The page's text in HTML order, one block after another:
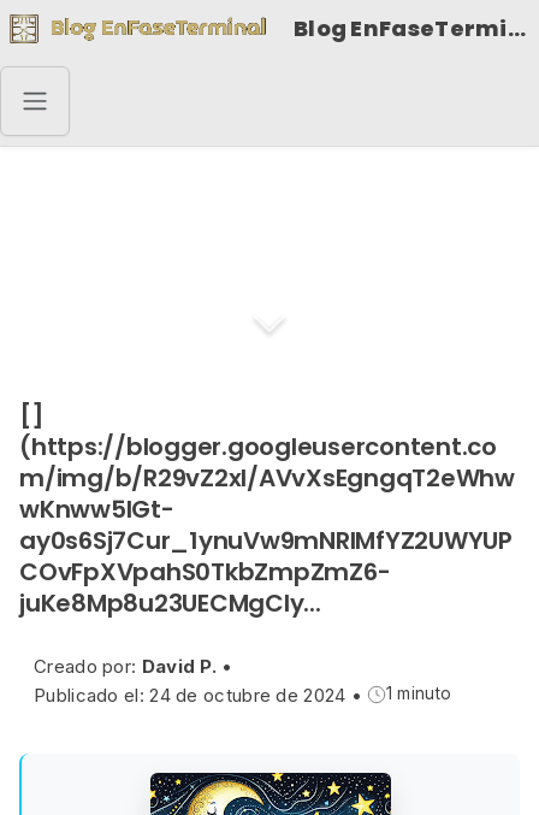
Blog EnFaseTerminal
[]
(https://blogger.googleusercontent.co
m/img/b/R29vZ2xl/AVvXsEgngqT2eWhw
wKnww5IGt-
ay0s6Sj7Cur_1ynuVw9mNRIMfYZ2UWYUP
COvFpXVpahS0TkbZmpZmZ6-
juKe8Mp8u23UECMgCly...
Creado por: David P. •
Publicado el: 24 de octubre de 2024 • 1 minuto